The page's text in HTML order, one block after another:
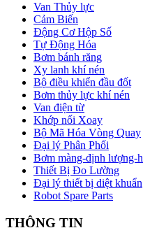
Van Thủy lực
Cảm Biến
Động Cơ Hộp Số
Tự Động Hóa
Bơm bánh răng
Xy lanh khí nén
Bộ điều khiển đầu đốt
Bơm thủy lực khí nén
Van điện từ
Khớp nối Xoay
Bộ Mã Hóa Vòng Quay
Đại lý Phân Phối
Bơm màng-định lượng-
Thiết Bị Đo Lường
Đại lý thiết bị diệt khuẩn
Robot Spare Parts
THÔNG TIN